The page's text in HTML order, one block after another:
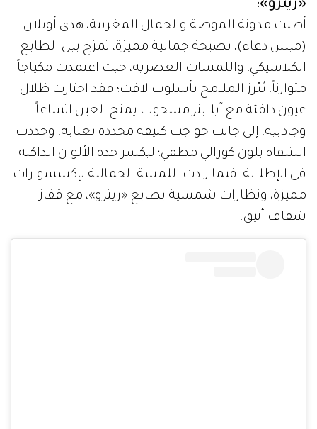
«ريترو»:
أطلت مدونة الموضة والجمال المغربية، هدى أوبلان
(ميس دعاء)، بصيحة جمالية مميزة، تمزج بين الطابع
الكلاسيكي، واللمسات العصرية، حيث اعتمدت مكياجاً
متوازناً، يُبْرز الملامح بأسلوب لافت؛ فقد اختارت ظلال
عيون دافئة مع آيلاينر مسحوب يمنح العين اتساعاً
وجاذبية، إلى جانب حواجب كثيفة محددة بعناية، وحددت
الشفاه بلون كورالي مطفي؛ ليكسر حدة الألوان الداكنة
في الإطلالة، فيما زادت اللمسة الجمالية بإكسسوارات
مميزة، ونظارات شمسية بطابع «ريترو»، مع قفاز
شفاف أنيق.